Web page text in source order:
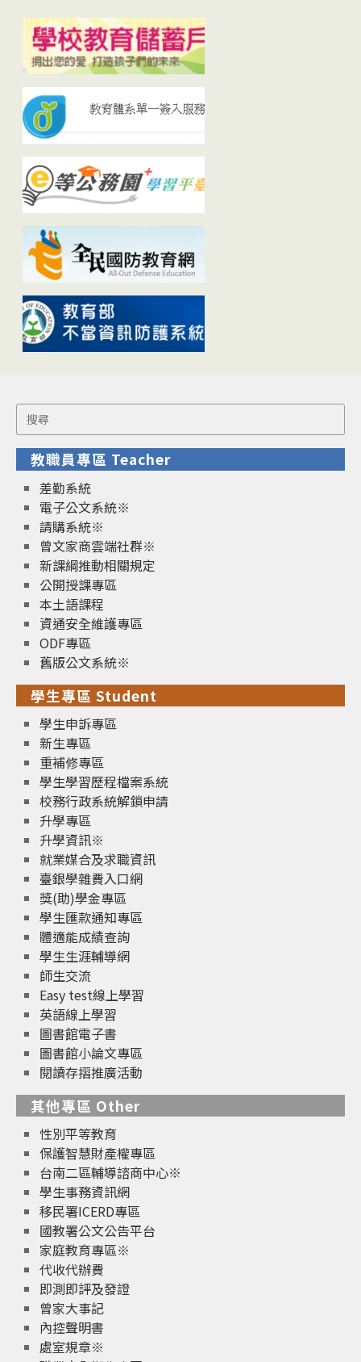
Search
for:
教職員專區 Teacher
差勤系統
電子公文系統※
請購系統※
曾文家商雲端社群※
新課綱推動相關規定
公開授課專區
本土語課程
資通安全維護專區
ODF專區
舊版公文系統※
學生專區 Student
學生申訴專區
新生專區
重補修專區
學生學習歷程檔案系統
校務行政系統解鎖申請
升學專區
升學資訊※
就業媒合及求職資訊
臺銀學雜費入口網
獎(助)學金專區
學生匯款通知專區
體適能成績查詢
學生生涯輔導網
師生交流
Easy test線上學習
英語線上學習
圖書館電子書
圖書館小論文專區
閱讀存摺推廣活動
其他專區 Other
性別平等教育
保護智慧財產權專區
台南二區輔導諮商中心※
學生事務資訊網
移民署ICERD專區
國教署公文公告平台
家庭教育專區※
代收代辦費
即測即評及發證
曾家大事記
內控聲明書
處室規章※